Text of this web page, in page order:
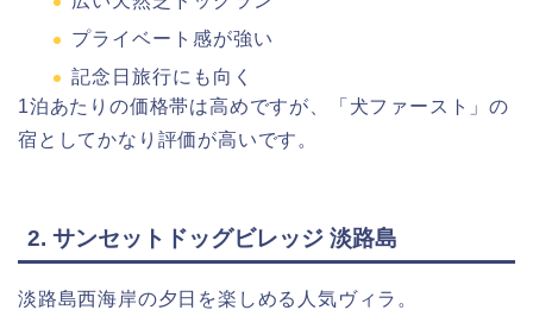
プライベート感が強い
記念日旅行にも向く
1泊あたりの価格帯は高めですが、「犬ファースト」の
宿としてかなり評価が高いです。
2. サンセットドッグビレッジ 淡路島
淡路島西海岸の夕日を楽しめる人気ヴィラ。